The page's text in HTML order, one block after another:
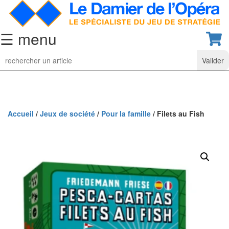
☰ menu
Jeu
d’Echecs
collection
Pièces
d’échecs
classiques
Coffrets
Accueil / Jeux de société / Pour la famille / Filets au Fish